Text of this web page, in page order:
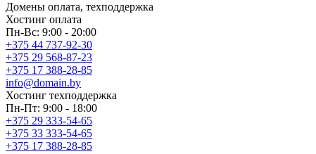
Домены оплата, техподдержка
Хостинг оплата
Пн-Вс: 9:00 - 20:00
+375 44 737-92-30
+375 29 568-87-23
+375 17 388-28-85
info@domain.by
Хостинг техподдержка
Пн-Пт: 9:00 - 18:00
+375 29 333-54-65
+375 33 333-54-65
+375 17 388-28-85